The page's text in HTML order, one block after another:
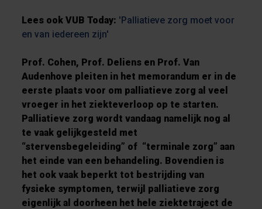
Lees ook VUB Today: 'Palliatieve zorg moet voor
en van iedereen zijn'
Prof. Cohen, Prof. Deliens en Prof. Van
Audenhove pleiten in het memorandum er in de
eerste plaats voor om palliatieve zorg al veel
vroeger in het ziekteverloop op te starten.
Palliatieve zorg wordt vandaag namelijk nog al
te vaak gelijkgesteld met
“stervensbegeleiding” of “terminale zorg” aan
het einde van een behandeling. Bovendien is
het ook vaak beperkt tot bestrijding van
fysieke symptomen, terwijl palliatieve zorg
eigenlijk al doorheen het hele ziektetraject de